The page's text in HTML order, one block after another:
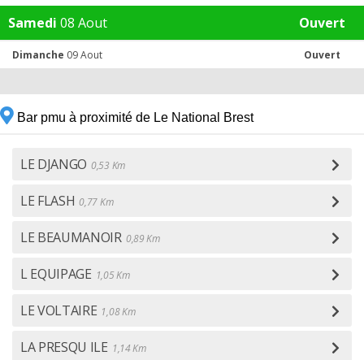
Samedi 08 Aout Ouvert
Dimanche 09 Aout Ouvert
Bar pmu à proximité de Le National Brest
LE DJANGO 0,53 Km
LE FLASH 0,77 Km
LE BEAUMANOIR 0,89 Km
L EQUIPAGE 1,05 Km
LE VOLTAIRE 1,08 Km
LA PRESQU ILE 1,14 Km